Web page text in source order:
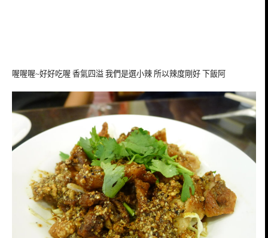
喔喔喔~好好吃喔 香氣四溢 我們是選小辣 所以辣度剛好 下飯阿